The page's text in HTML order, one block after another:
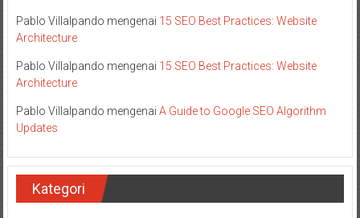
Pablo Villalpando mengenai 15 SEO Best Practices: Website
Architecture
Pablo Villalpando mengenai 15 SEO Best Practices: Website
Architecture
Pablo Villalpando mengenai A Guide to Google SEO Algorithm
Updates
Kategori